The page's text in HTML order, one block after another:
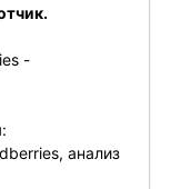
-
анализ